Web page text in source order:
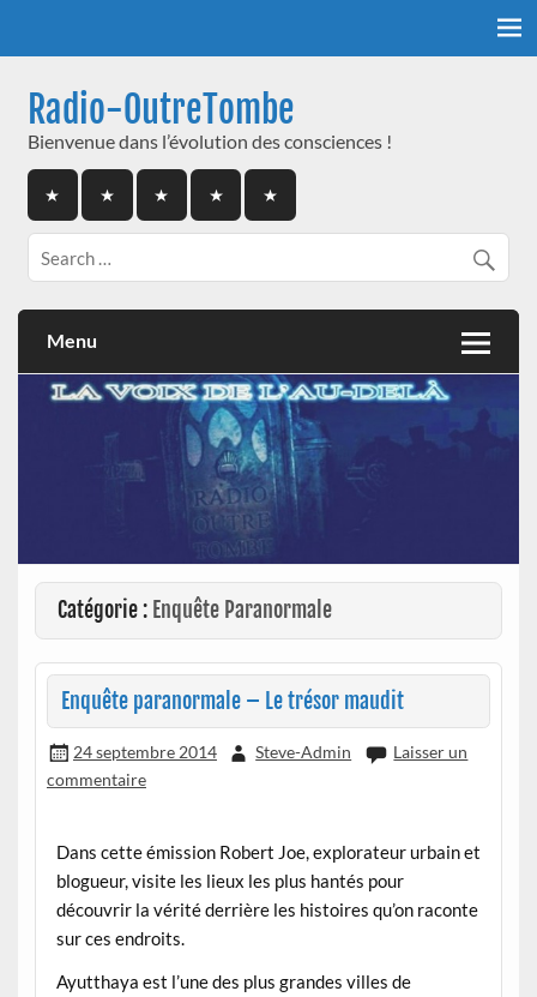
Radio-OutreTombe
Bienvenue dans l’évolution des consciences !
Menu
Catégorie : Enquête Paranormale
Enquête paranormale – Le trésor maudit
24 septembre 2014 Steve-Admin
Laisser un
commentaire
Dans cette émission Robert Joe, explorateur urbain et
blogueur, visite les lieux les plus hantés pour
découvrir la vérité derrière les histoires qu’on raconte
sur ces endroits.
Ayutthaya est l’une des plus grandes villes de